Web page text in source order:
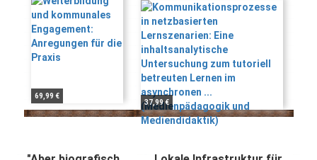
die Praxis
69,99 €
Untersuchung zum
tutoriell betreuten Lernen
im asynchronen ...
(Medienpädagogik und
Mediendidaktik)
37,99 €